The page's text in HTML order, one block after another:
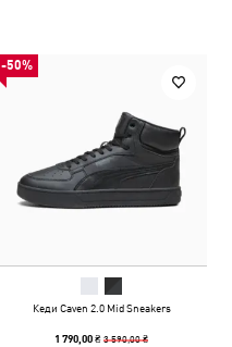
-50%
Кеди Caven 2.0 Mid Sneakers
1 790,00 ₴3 590,00 ₴